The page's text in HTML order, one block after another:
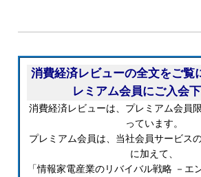
消費経済レビューの全文をご覧
レミアム会員にご入会下
消費経済レビューは、プレミアム会員
っています。
プレミアム会員は、当社会員サービス
に加えて、
「情報家電産業のリバイバル戦略 －エ